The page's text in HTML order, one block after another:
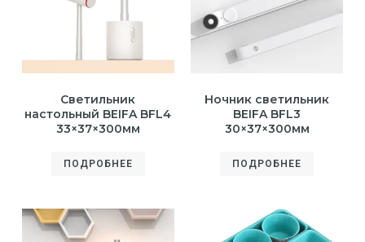
Светильник
настольный BEIFA BFL4
33×37×300мм
ПОДРОБНЕЕ
Ночник светильник
BEIFA BFL3
30×37×300мм
ПОДРОБНЕЕ